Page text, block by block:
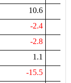
10.6
-2.4
-2.8
1.1
-15.5